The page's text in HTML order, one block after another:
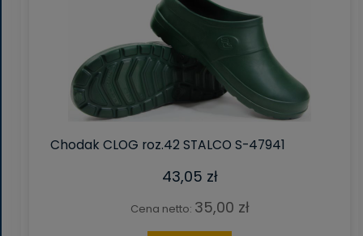
Chodak CLOG roz.42 STALCO S-47941
43,05 zł
Cena netto: 35,00 zł